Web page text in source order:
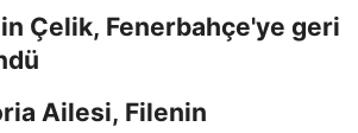
Çelik, Fenerbahçe'ye geri
Ailesi, Filenin